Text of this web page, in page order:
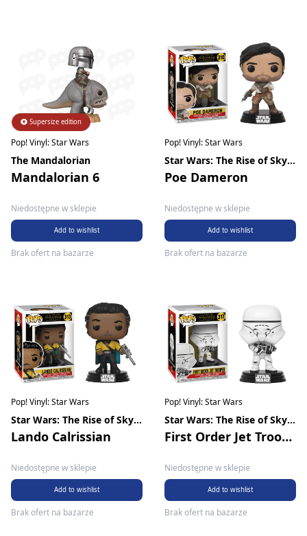
Supersize edition
Pop! Vinyl: Star Wars
The Mandalorian
Mandalorian 6
Niedostępne w sklepie
Add to wishlist
Brak ofert na bazarze
Pop! Vinyl: Star Wars
Star Wars: The Rise of Skywalker
Poe Dameron
Niedostępne w sklepie
Add to wishlist
Brak ofert na bazarze
Pop! Vinyl: Star Wars
Star Wars: The Rise of Skywalker
Lando Calrissian
Niedostępne w sklepie
Add to wishlist
Brak ofert na bazarze
Pop! Vinyl: Star Wars
Star Wars: The Rise of Skywalker
First Order Jet Trooper
Niedostępne w sklepie
Add to wishlist
Brak ofert na bazarze